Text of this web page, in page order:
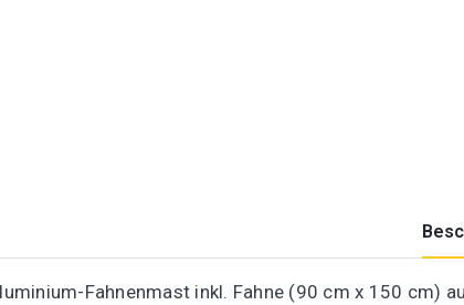
Fahnenmast inkl. Fahne (90 cm x 150 cm)